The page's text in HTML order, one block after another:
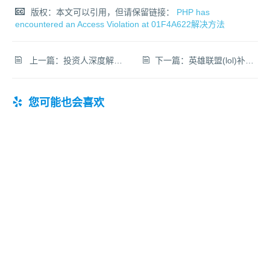
版权：本文可以引用，但请保留链接： PHP has
encountered an Access Violation at 01F4A622解决方法
上一篇： 投资人深度解读VR资本市场：现在仍然是内容创业的好机会 下一篇：英雄联盟(lol)补刀10分钟最多能补多少刀？
您可能也会喜欢